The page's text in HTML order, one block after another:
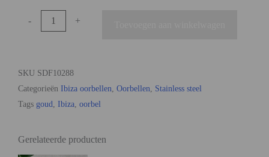
- +
SKU SDF10288
Categorieën Ibiza oorbellen Oorbellen
Stainless steel
Tags goud Ibiza oorbel
Gerelateerde producten